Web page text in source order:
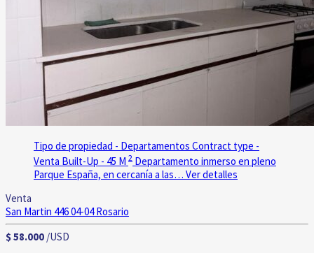
Tipo de propiedad - Departamentos Contract type -
Venta Built-Up - 45 M 2 Departamento inmerso en pleno
Parque España, en cercanía a las… Ver detalles
Venta
San Martin 446 04-04 Rosario
$ 58.000 /USD